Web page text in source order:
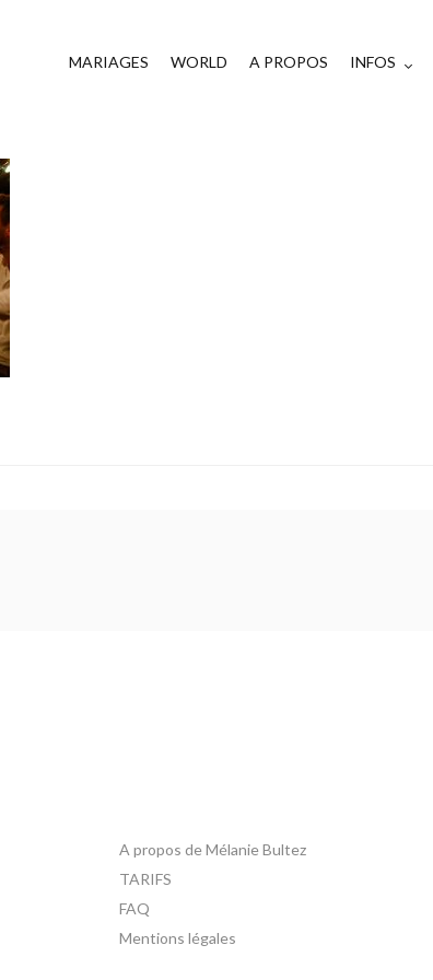
MARIAGES WORLD A PROPOS INFOS
A propos de Mélanie Bultez
TARIFS
FAQ
Mentions légales